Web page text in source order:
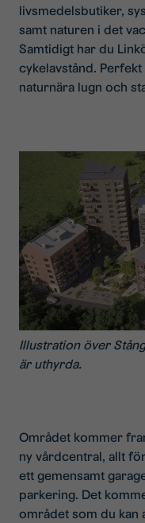
livsmedelsbutiker,
samt naturen i det
Samtidigt har du
cykelavstånd.
naturnära lugn och
Illustration över
är uthyrda.
Området kommer
ny vårdcentral, allt
ett gemensamt
parkering. Det
området som du kan